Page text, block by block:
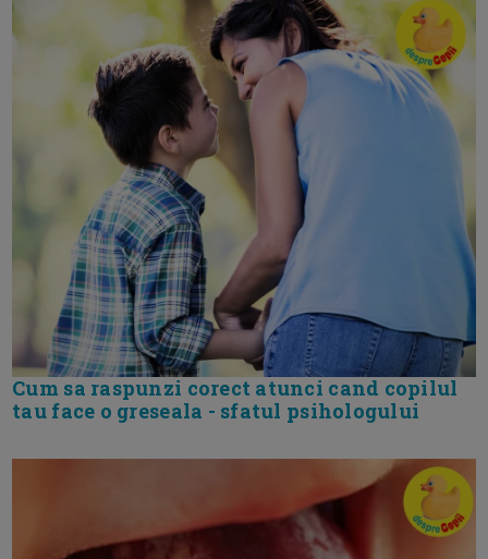
Cum sa raspunzi corect atunci cand copilul
tau face o greseala - sfatul psihologului